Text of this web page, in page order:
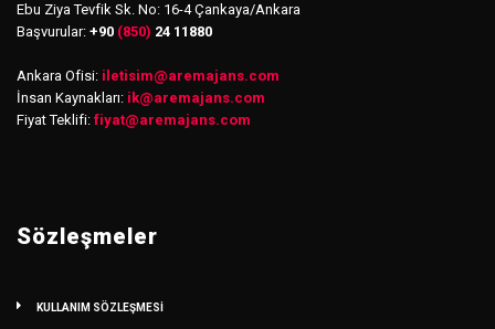
Ebu Ziya Tevfik Sk. No: 16-4 Çankaya/Ankara
Başvurular: +90 (850) 24 11880
Ankara Ofisi: iletisim@aremajans.com
İnsan Kaynakları: ik@aremajans.com
Fiyat Teklifi: fiyat@aremajans.com
Sözleşmeler
KULLANIM SÖZLEŞMESİ